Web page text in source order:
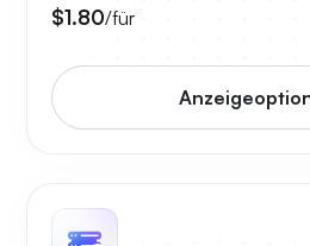
$1.80/für